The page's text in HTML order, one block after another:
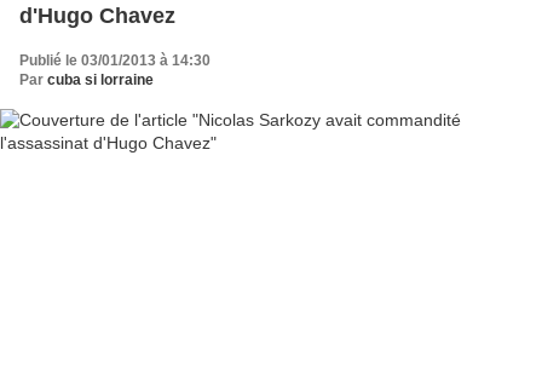
d'Hugo Chavez
Publié le 03/01/2013 à 14:30
Par cuba si lorraine